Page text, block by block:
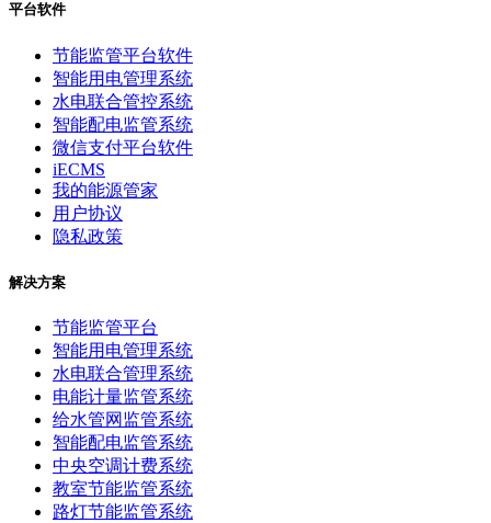
平台软件
节能监管平台软件
智能用电管理系统
水电联合管控系统
智能配电监管系统
微信支付平台软件
iECMS
我的能源管家
用户协议
隐私政策
解决方案
节能监管平台
智能用电管理系统
水电联合管理系统
电能计量监管系统
给水管网监管系统
智能配电监管系统
中央空调计费系统
教室节能监管系统
路灯节能监管系统